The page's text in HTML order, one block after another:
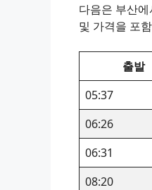
다음은 부산
및 가격을 포
출발
05:37
06:26
06:31
08:20